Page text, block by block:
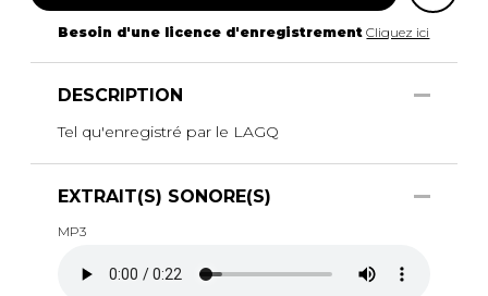
Besoin d'une licence d'enregistrement Cliquez ici
DESCRIPTION
Tel qu'enregistré par le LAGQ
EXTRAIT(S) SONORE(S)
MP3